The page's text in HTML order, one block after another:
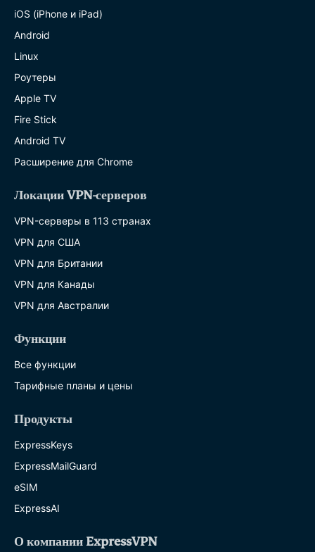
iOS (iPhone и iPad)
Android
Linux
Роутеры
Apple TV
Fire Stick
Android TV
Расширение для Chrome
Локации VPN-серверов
VPN-серверы в 113 странах
VPN для США
VPN для Британии
VPN для Канады
VPN для Австралии
Функции
Все функции
Тарифные планы и цены
Продукты
ExpressKeys
ExpressMailGuard
eSIM
ExpressAI
О компании ExpressVPN